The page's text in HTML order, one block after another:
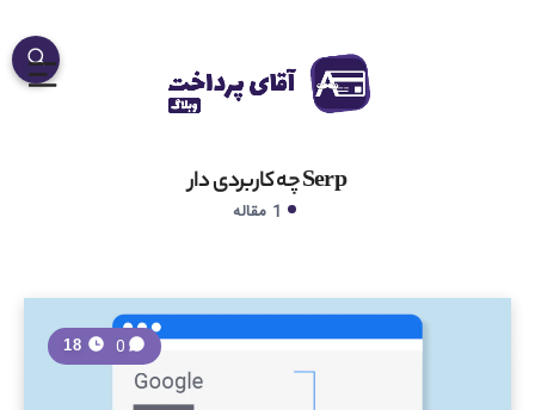
Serp چه کاربردی دار
0